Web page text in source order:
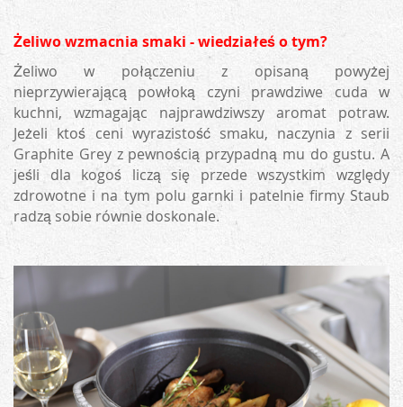
Żeliwo wzmacnia smaki - wiedziałeś o tym?
Żeliwo w połączeniu z opisaną powyżej
nieprzywierającą powłoką czyni prawdziwe cuda w
kuchni, wzmagając najprawdziwszy aromat potraw.
Jeżeli ktoś ceni wyrazistość smaku, naczynia z serii
Graphite Grey z pewnością przypadną mu do gustu. A
jeśli dla kogoś liczą się przede wszystkim względy
zdrowotne i na tym polu garnki i patelnie firmy Staub
radzą sobie równie doskonale.